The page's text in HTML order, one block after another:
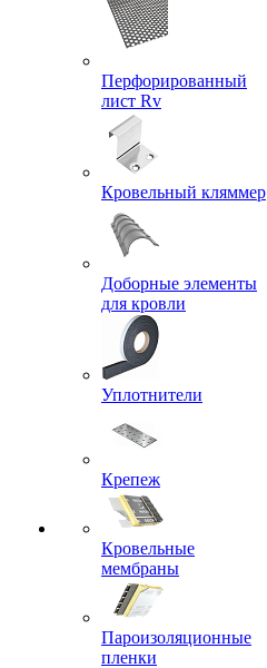
Перфорированный
лист Rv
Кровельный кляммер
Доборные элементы
для кровли
Уплотнители
Крепеж
Кровельные
мембраны
Пароизоляционные
пленки